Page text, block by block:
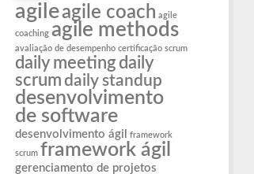
agileagile coach agile
coaching agile methods
avaliação de desempenho certificação scrum
daily meeting daily
scrumdaily standup
desenvolvimento
de software
desenvolvimento ágil framework
scrum framework ágil
gerenciamento de projetos